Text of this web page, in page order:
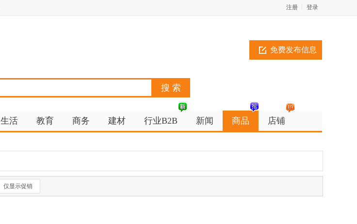
登录
注册
免费发布信息
生活 教育 商务 建材 行业B2B 新闻 商品 店铺
仅显示促销